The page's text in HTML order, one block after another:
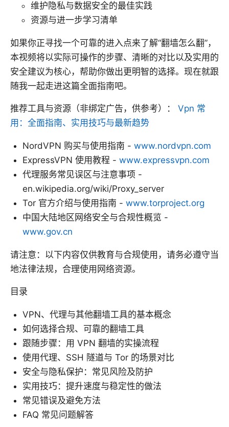
维护隐私与数据安全的最佳实践
资源与进一步学习清单
如果你正寻找一个可靠的进入点来了解“翻墙怎么翻”，
本视频将以实际可操作的步骤、清晰的对比以及实用的
安全建议为核心，帮助你做出更明智的选择。现在就跟
随我一起走进这篇全面指南吧。
推荐工具与资源（非绑定广告，供参考）： Vpn 常
用：全面指南、实用技巧与最新趋势
NordVPN 购买与使用指南 - www.nordvpn.com
ExpressVPN 使用教程 - www.expressvpn.com
代理服务常见误区与注意事项 -
en.wikipedia.org/wiki/Proxy_server
Tor 官方介绍与使用指南 - www.torproject.org
中国大陆地区网络安全与合规性概览 -
www.gov.cn
请注意：以下内容仅供教育与合规使用，请务必遵守当
地法律法规，合理使用网络资源。
目录
VPN、代理与其他翻墙工具的基本概念
如何选择合规、可靠的翻墙工具
跟随步骤：用 VPN 翻墙的实操流程
使用代理、SSH 隧道与 Tor 的场景对比
安全与隐私保护：常见风险及防护
实用技巧：提升速度与稳定性的做法
常见错误及避免方法
FAQ 常见问题解答